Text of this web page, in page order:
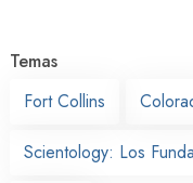
Temas
Fort Collins
Scientology: Los